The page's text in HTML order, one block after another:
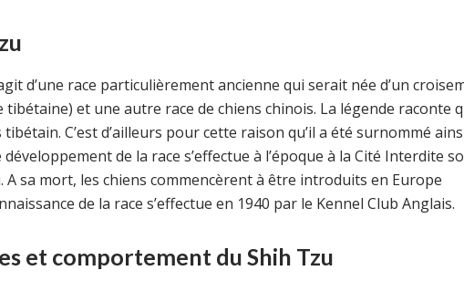
d’une race particulièrement ancienne qui serait née d’un
et une autre race de chiens chinois. La légende raconte
C’est d’ailleurs pour cette raison qu’il a été surnommé
de la race s’effectue à l’époque à la Cité Interdite
A sa mort, les chiens commencèrent à être introduits en Europe
de la race s’effectue en 1940 par le Kennel Club Anglais.
et comportement du Shih Tzu